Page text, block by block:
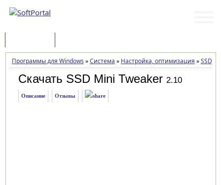
Программы для Windows »Система » Настройка, оптимизация »SSD
Скачать SSD Mini Tweaker 2.10
Описание Отзывы